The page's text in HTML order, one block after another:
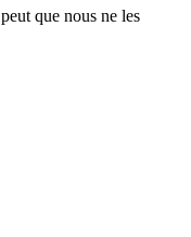
que nous ne les